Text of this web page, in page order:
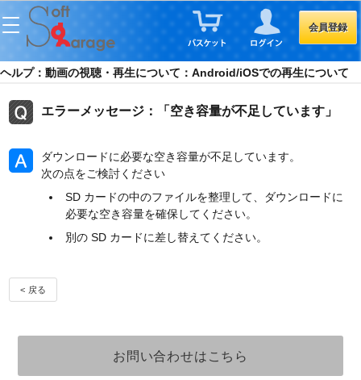
会員登録
ヘルプ：動画の視聴・再生について：Android/iOSでの再生について
エラーメッセージ：「空き容量が不足しています」
ダウンロードに必要な空き容量が不足しています。
次の点をご検討ください
SD カードの中のファイルを整理して、ダウンロードに
必要な空き容量を確保してください。
別の SD カードに差し替えてください。
< 戻る